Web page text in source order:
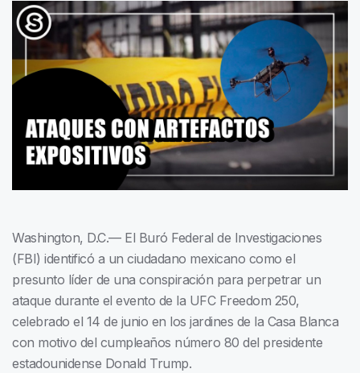
Washington, D.C.— El Buró Federal de Investigaciones
(FBI) identificó a un ciudadano mexicano como el
presunto líder de una conspiración para perpetrar un
ataque durante el evento de la UFC Freedom 250,
celebrado el 14 de junio en los jardines de la Casa Blanca
con motivo del cumpleaños número 80 del presidente
estadounidense Donald Trump.